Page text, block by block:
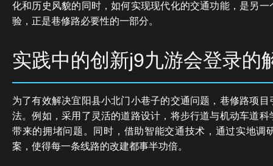
化和历史风貌的同时，如何实现现代化的交通功能，是另
验，正是巷修路必要性的一部分。
实践中的创新j9九游会登录的
为了有效解决宜阳县小北门小巷子的交通问题，巷修路项
法。例如，采用了灵活的道路设计，将步行道与机动车道
带来的拥堵问题。同时，借助智能交通技术，通过实地调
案，使得每一条线路的改建都事半功倍。